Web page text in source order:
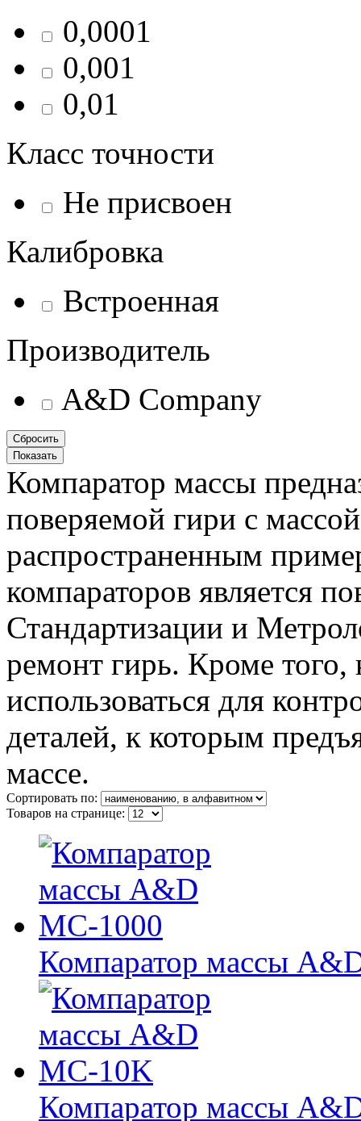
0,0001
0,001
0,01
Класс точности
Не присвоен
Калибровка
Встроенная
Производитель
A&D Company
Компаратор массы
поверяемой гири с
распространенным
компараторов является
Стандартизации и
ремонт гирь. Кроме того,
использоваться для
деталей, к которым
массе.
Сортировать по:
Товаров на странице:
Компаратор массы
Компаратор массы